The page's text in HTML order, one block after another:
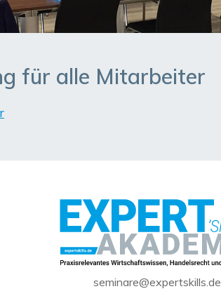
für alle Mitarbeiter
seminare@expertskills.de